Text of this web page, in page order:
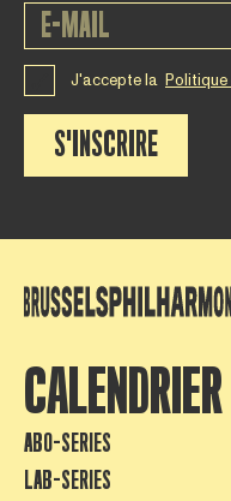
J'accepte la
S'INSCRIRE
CALENDRIER
ABO-SERIES
LAB-SERIES